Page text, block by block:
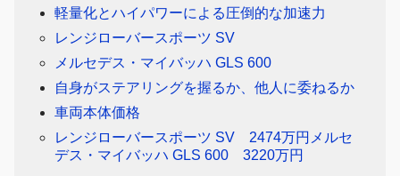
軽量化とハイパワーによる圧倒的な加速力
レンジローバースポーツ SV
メルセデス・マイバッハ GLS 600
自身がステアリングを握るか、他人に委ねるか
車両本体価格
レンジローバースポーツ SV 2474万円メルセ
デス・マイバッハ GLS 600 3220万円